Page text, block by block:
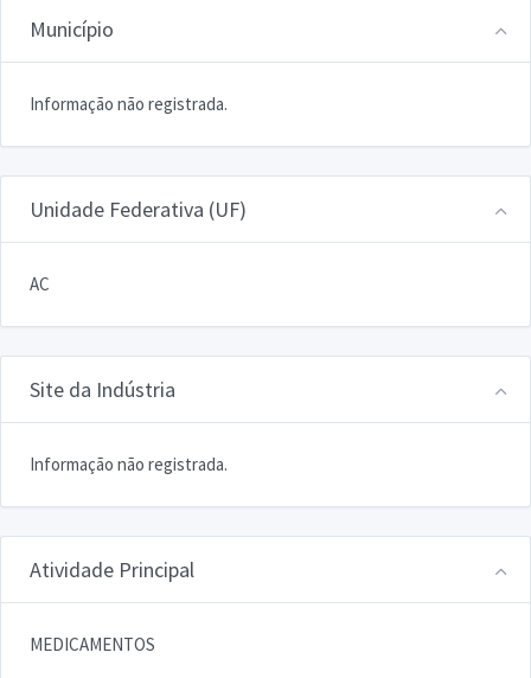
Município
Informação não registrada.
Unidade Federativa (UF)
AC
Site da Indústria
Informação não registrada.
Atividade Principal
MEDICAMENTOS